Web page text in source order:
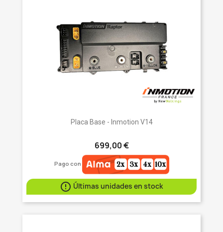
Placa Base - Inmotion V14
699,00 €
Pago con
 Últimas unidades en stock